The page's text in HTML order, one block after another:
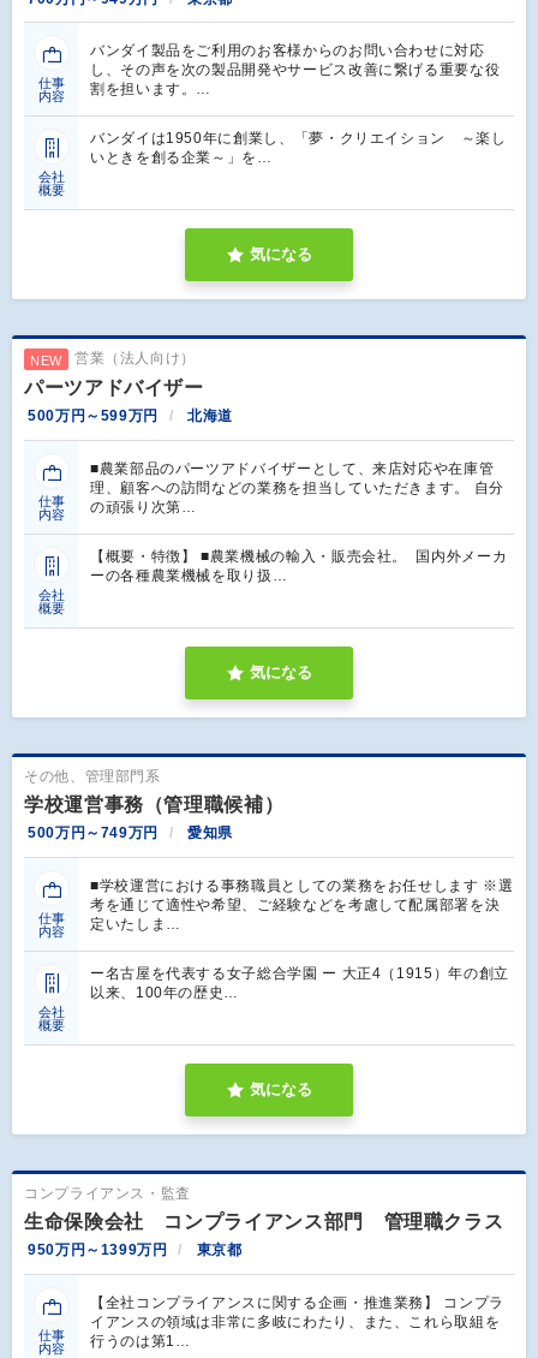
仕事
内容
バンダイ製品をご利用のお客様からのお問い合わせに対応
し、その声を次の製品開発やサービス改善に繋げる重要な役
割を担います。…
会社
概要
バンダイは1950年に創業し、「夢・クリエイション ～楽し
いときを創る企業～」を…
気になる
NEW 営業（法人向け）
パーツアドバイザー
500万円～599万円 北海道
仕事
内容
■農業部品のパーツアドバイザーとして、来店対応や在庫管
理、顧客への訪問などの業務を担当していただきます。 自分
の頑張り次第…
会社
概要
【概要・特徴】 ■農業機械の輸入・販売会社。 国内外メーカ
ーの各種農業機械を取り扱…
気になる
その他、管理部門系
学校運営事務（管理職候補）
500万円～749万円 愛知県
仕事
内容
■学校運営における事務職員としての業務をお任せします ※選
考を通じて適性や希望、ご経験などを考慮して配属部署を決
定いたしま…
会社
概要
ー名古屋を代表する女子総合学園 ー 大正4（1915）年の創立
以来、100年の歴史…
気になる
コンプライアンス・監査
生命保険会社 コンプライアンス部門 管理職クラス
950万円～1399万円 東京都
仕事
内容
【全社コンプライアンスに関する企画・推進業務】 コンプラ
イアンスの領域は非常に多岐にわたり、また、これら取組を
行うのは第1…